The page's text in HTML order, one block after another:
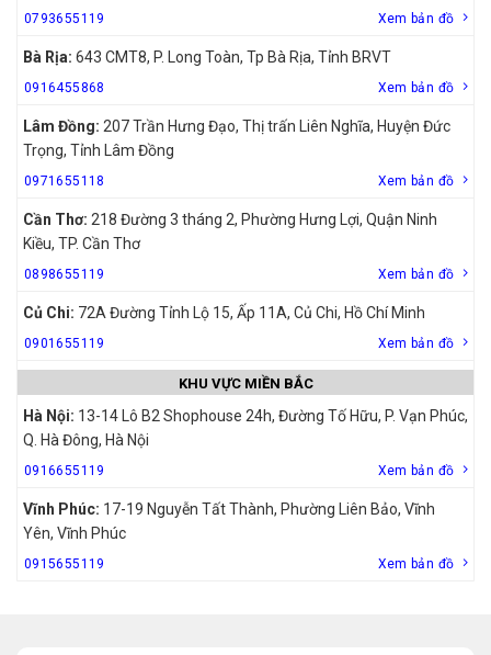
0793655119 Xem bản đồ
Bà Rịa: 643 CMT8, P. Long Toàn, Tp Bà Rịa, Tỉnh BRVT
0916455868 Xem bản đồ
Lâm Đồng: 207 Trần Hưng Đạo, Thị trấn Liên Nghĩa, Huyện Đức
Trọng, Tỉnh Lâm Đồng
0971655118 Xem bản đồ
Cần Thơ: 218 Đường 3 tháng 2, Phường Hưng Lợi, Quận Ninh
Kiều, TP. Cần Thơ
0898655119 Xem bản đồ
Củ Chi: 72A Đường Tỉnh Lộ 15, Ấp 11A, Củ Chi, Hồ Chí Minh
0901655119 Xem bản đồ
KHU VỰC MIỀN BẮC
Hà Nội: 13-14 Lô B2 Shophouse 24h, Đường Tố Hữu, P. Vạn Phúc,
Q. Hà Đông, Hà Nội
0916655119 Xem bản đồ
Vĩnh Phúc: 17-19 Nguyễn Tất Thành, Phường Liên Bảo, Vĩnh
Yên, Vĩnh Phúc
0915655119 Xem bản đồ